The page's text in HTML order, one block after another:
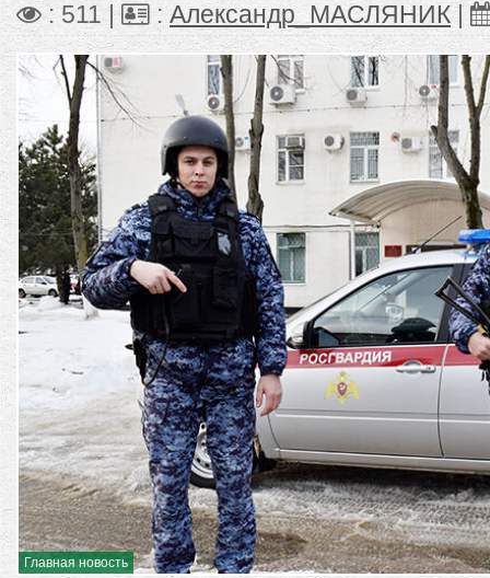
: 511 | : Александр_МАСЛЯНИК|
Главная новость